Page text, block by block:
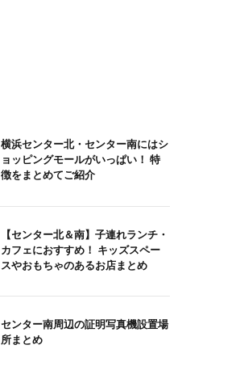
横浜センター北・センター南にはシ
ョッピングモールがいっぱい！ 特
徴をまとめてご紹介
【センター北＆南】子連れランチ・
カフェにおすすめ！ キッズスペー
スやおもちゃのあるお店まとめ
センター南周辺の証明写真機設置場
所まとめ